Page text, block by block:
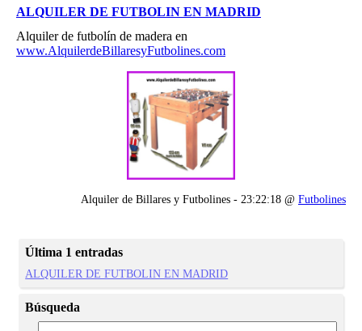
ALQUILER DE FUTBOLIN EN MADRID
Alquiler de futbolín de madera en
www.AlquilerdeBillaresyFutbolines.com
Alquiler de Billares y Futbolines - 23:22:18 @ Futbolines
Última 1 entradas
ALQUILER DE FUTBOLIN EN MADRID
Búsqueda